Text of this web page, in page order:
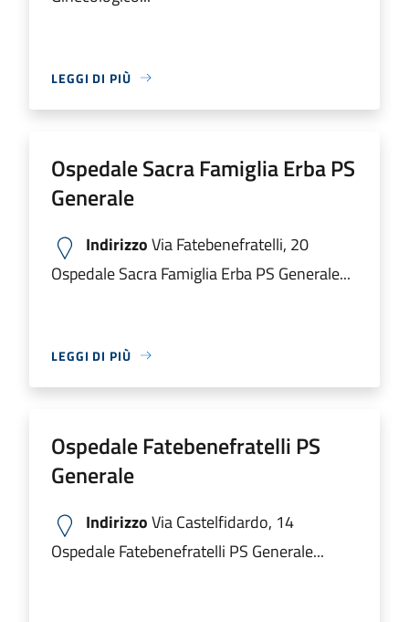
LEGGI DI PIÙ
Ospedale Sacra Famiglia Erba PS
Generale
IndirizzoVia Fatebenefratelli, 20
Ospedale Sacra Famiglia Erba PS Generale...
LEGGI DI PIÙ
Ospedale Fatebenefratelli PS
Generale
IndirizzoVia Castelfidardo, 14
Ospedale Fatebenefratelli PS Generale...